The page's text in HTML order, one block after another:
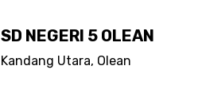
SD NEGERI 5 OLEAN
Kandang Utara, Olean